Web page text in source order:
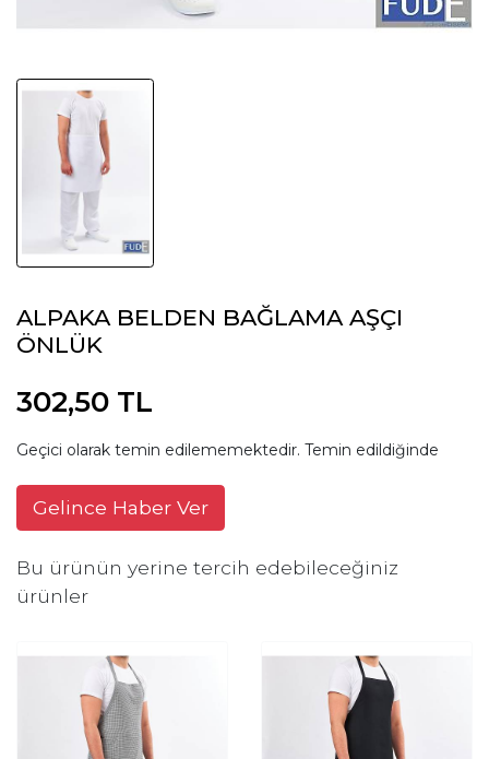
ALPAKA BELDEN BAĞLAMA AŞÇI
ÖNLÜK
302,50 TL
Geçici olarak temin edilememektedir. Temin edildiğinde
Gelince Haber Ver
Bu ürünün yerine tercih edebileceğiniz
ürünler